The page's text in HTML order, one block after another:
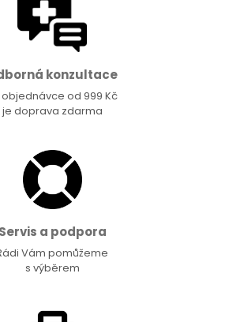
konzultace
objednávce od 999 Kč
je doprava zdarma
Servis a podpora
Vám pomůžeme
s výběrem